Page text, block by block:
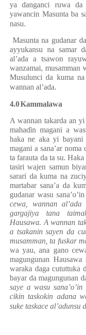
ya danganci ruwa
yawancin Masunta ba
nasu.
Masunta na gudanar da
ayyukansu na samar
al’ada a tsawon
wanzamai, musamman
Musulunci da kuma
wannan al’ada.
4.0Kammalawa
A wannan takarda an
mahaɗin magani a
haka ne aka yi bayani
magani a sana’ar
ta farauta da ta su.
tasiri wajen samun
sarari da kuma na
martabar sana’a da
gudanar wasu
cewa, wannan
gargajiya tana
Hausawa. A wannan
a tsakanin sayen da
musamman, ta fuskar
wa yau, ana gano
magungunan
waraka daga cututtuka
bayar da magungunan
saye a wasu
cikin taskokin adana
suke taskace al’adunsu